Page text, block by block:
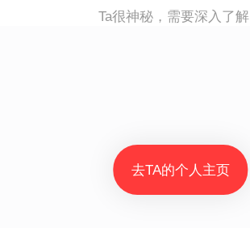
Ta很神秘，需要深入了解
去TA的个人主页